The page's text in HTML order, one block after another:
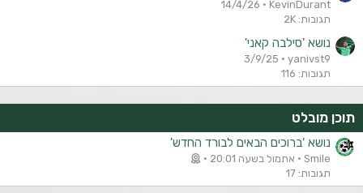
KevinDurant
14/4/26
תגובות: 2K
נושא 'סילבה קאני'
yanivst9
3/9/25
תגובות: 116
תוכן מובלט
נושא 'ברוכים הבאים לבורד החדש'
Smile
אתמול בשעה 20:01
תגובות: 17